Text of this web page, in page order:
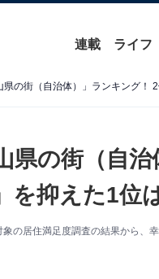
連載 ライフ
の街（自治体）」ランキング！
県の街（自
を抑えた1位
の居住満足度調査の結果から、